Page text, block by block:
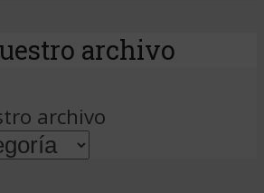
archivo
archivo